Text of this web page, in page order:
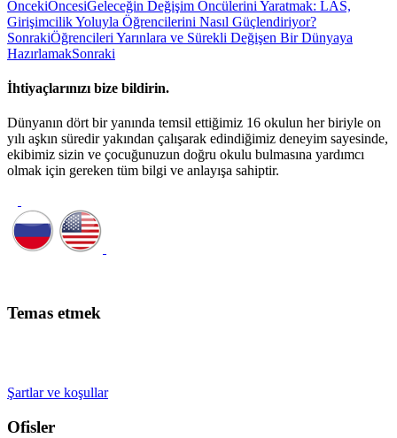
ÖncekiÖncesiGeleceğin Değişim Öncülerini Yaratmak: LAS,
Girişimcilik Yoluyla Öğrencilerini Nasıl Güçlendiriyor?
SonrakiÖğrencileri Yarınlara ve Sürekli Değişen Bir Dünyaya
HazırlamakSonraki
İhtiyaçlarınızı bize bildirin.
Dünyanın dört bir yanında temsil ettiğimiz 16 okulun her biriyle on
yılı aşkın süredir yakından çalışarak edindiğimiz deneyim sayesinde,
ekibimiz sizin ve çocuğunuzun doğru okulu bulmasına yardımcı
olmak için gereken tüm bilgi ve anlayışa sahiptir.
Temas etmek
Şartlar ve koşullar
Ofisler